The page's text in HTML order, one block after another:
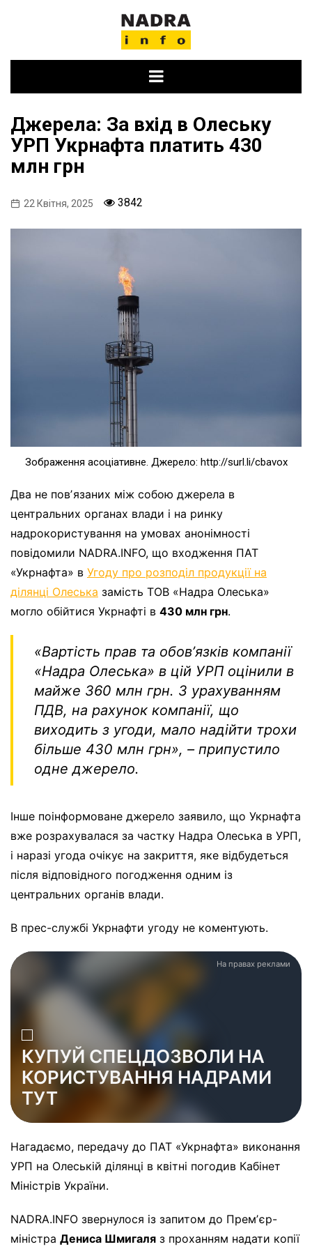
Джерела: За вхід в Олеську
УРП Укрнафта платить 430
млн грн
22 Квітня, 2025 3842
Зображення асоціативне. Джерело: http://surl.li/cbavox
Два не повʼязаних між собою джерела в
центральних органах влади і на ринку
надрокористування на умовах анонімності
повідомили NADRA.INFO, що входження ПАТ
«Укрнафта» в Угоду про розподіл продукції на
ділянці Олеська замість ТОВ «Надра Олеська»
могло обійтися Укрнафті в 430 млн грн.
«Вартість прав та обовʼязків компанії
«Надра Олеська» в цій УРП оцінили в
майже 360 млн грн. З урахуванням
ПДВ, на рахунок компанії, що
виходить з угоди, мало надійти трохи
більше 430 млн грн», – припустило
одне джерело.
Інше поінформоване джерело заявило, що Укрнафта
вже розрахувалася за частку Надра Олеська в УРП,
і наразі угода очікує на закриття, яке відбудеться
після відповідного погодження одним із
центральних органів влади.
В прес-службі Укрнафти угоду не коментують.
На правах реклами
КУПУЙ СПЕЦДОЗВОЛИ НА
КОРИСТУВАННЯ НАДРАМИ
ТУТ
Нагадаємо, передачу до ПАТ «Укрнафта» виконання
УРП на Олеській ділянці в квітні погодив Кабінет
Міністрів України.
NADRA.INFO звернулося із запитом до Премʼєр-
міністра Дениса Шмигаля з проханням надати копії